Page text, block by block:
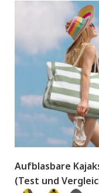
Aufblasbare
(Test und